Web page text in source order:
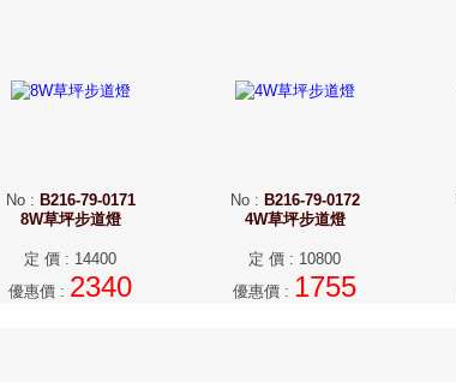
No: B216-79-0171
8W草坪步道燈
定 價 : 14400
優惠價 : 2340
No: B216-79-0172
4W草坪步道燈
定 價 : 10800
優惠價 : 1755